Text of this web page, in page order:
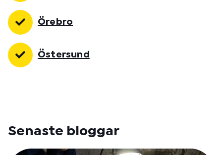
Örebro
Östersund
Senaste bloggar